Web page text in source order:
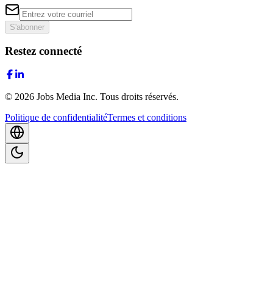
S'abonner
Restez connecté
© 2026 Jobs Media Inc. Tous droits réservés.
Politique de confidentialitéTermes et conditions